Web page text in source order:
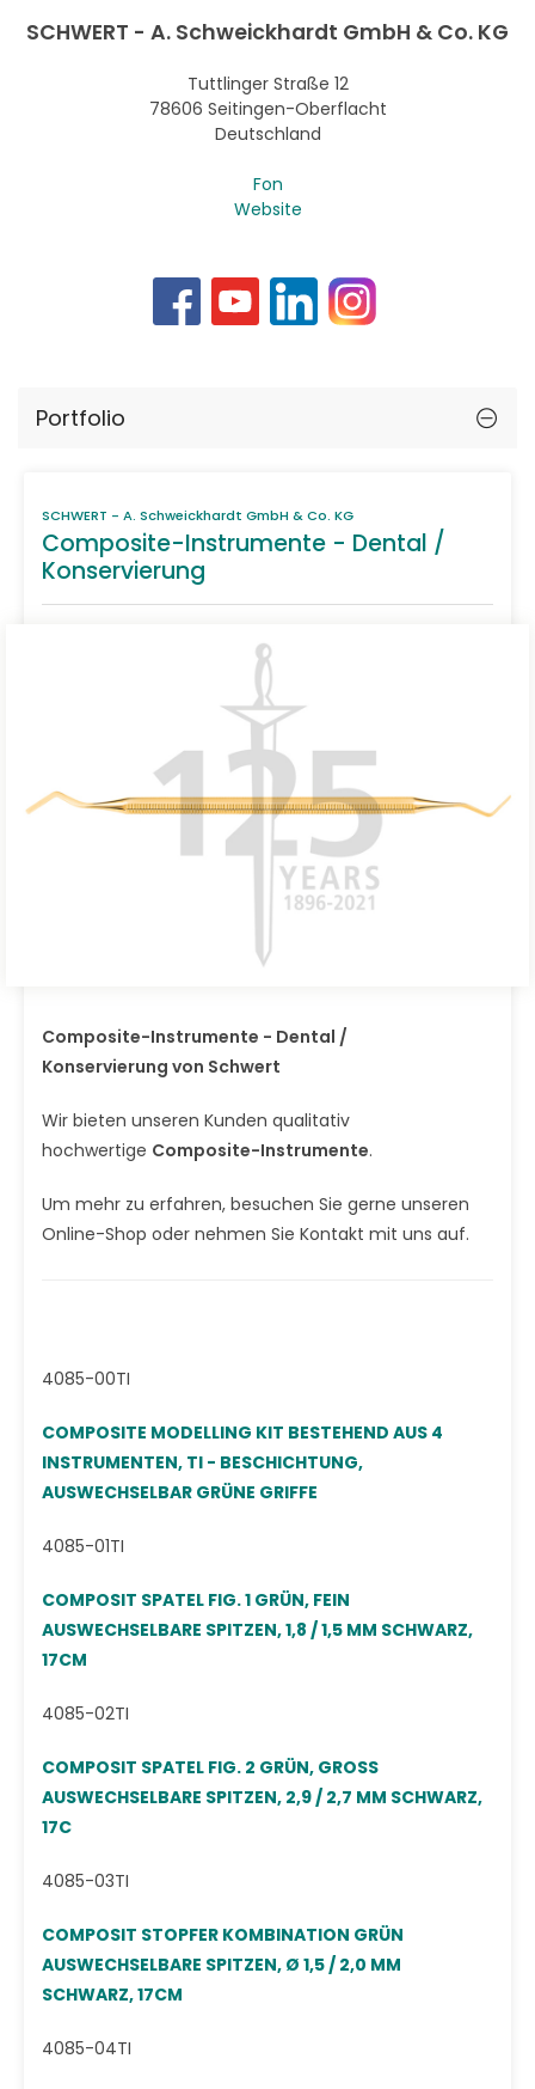
SCHWERT - A. Schweickhardt GmbH & Co. KG
Tuttlinger Straße 12
78606 Seitingen-Oberflacht
Deutschland
Fon
Website
Portfolio
SCHWERT - A. Schweickhardt GmbH & Co. KG
Composite-Instrumente - Dental /
Konservierung
Composite-Instrumente - Dental /
Konservierung von Schwert
Wir bieten unseren Kunden qualitativ
hochwertige Composite-Instrumente.
Um mehr zu erfahren, besuchen Sie gerne unseren
Online-Shop oder nehmen Sie Kontakt mit uns auf.
4085-00TI
COMPOSITE MODELLING KIT BESTEHEND AUS 4
INSTRUMENTEN, TI - BESCHICHTUNG,
AUSWECHSELBAR GRÜNE GRIFFE
4085-01TI
COMPOSIT SPATEL FIG. 1 GRÜN, FEIN
AUSWECHSELBARE SPITZEN, 1,8 / 1,5 MM SCHWARZ,
17CM
4085-02TI
COMPOSIT SPATEL FIG. 2 GRÜN, GROSS
AUSWECHSELBARE SPITZEN, 2,9 / 2,7 MM SCHWARZ,
17C
4085-03TI
COMPOSIT STOPFER KOMBINATION GRÜN
AUSWECHSELBARE SPITZEN, Ø 1,5 / 2,0 MM
SCHWARZ, 17CM
4085-04TI